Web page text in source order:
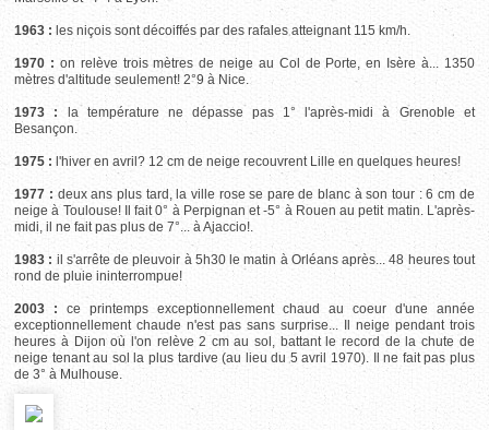
1963 : les niçois sont décoiffés par des rafales atteignant 115 km/h.
1970 : on relève trois mètres de neige au Col de Porte, en Isère à... 1350
mètres d'altitude seulement! 2°9 à Nice.
1973 : la température ne dépasse pas 1° l'après-midi à Grenoble et
Besançon.
1975 : l'hiver en avril? 12 cm de neige recouvrent Lille en quelques heures!
1977 : deux ans plus tard, la ville rose se pare de blanc à son tour : 6 cm de
neige à Toulouse! Il fait 0° à Perpignan et -5° à Rouen au petit matin. L'après-
midi, il ne fait pas plus de 7°... à Ajaccio!.
1983 : il s'arrête de pleuvoir à 5h30 le matin à Orléans après... 48 heures tout
rond de pluie ininterrompue!
2003 : ce printemps exceptionnellement chaud au coeur d'une année
exceptionnellement chaude n'est pas sans surprise... Il neige pendant trois
heures à Dijon où l'on relève 2 cm au sol, battant le record de la chute de
neige tenant au sol la plus tardive (au lieu du 5 avril 1970). Il ne fait pas plus
de 3° à Mulhouse.